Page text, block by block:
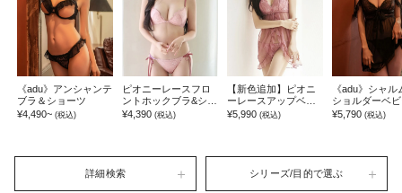
《adu》アンシャンテ
ブラ＆ショーツ
¥4,490~ (税込)
ピオニーレースフロ
ントホックブラ&ショ
ーツ
¥4,390 (税込)
【新色追加】ピオニ
ーレースアップベビ
ードール&ショーツセ
¥5,990 (税込)
《adu》シャル
ショルダーベ
ール＆バック
¥5,790 (税込)
詳細検索 シリーズ/目的で選ぶ